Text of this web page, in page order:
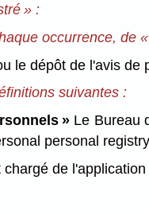
» :
occurrence, de «
le dépôt de l'avis de
suivantes :
» Le Bureau
personal
de